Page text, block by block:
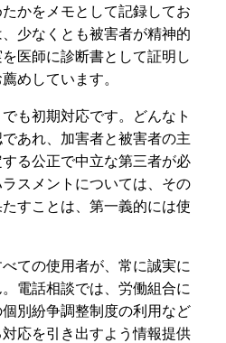
かをメモとして記録してお
少なくとも被害者が精神的
医師に診断書として証明し
めしています。
も初期対応です。どんなト
あれ、加害者と被害者の主
る公正で中立な第三者が必
スメントについては、その
すことは、第一義的には使
ての使用者が、常に誠実に
電話相談では、労働組合に
別紛争調整制度の利用など
応を引き出すよう情報提供